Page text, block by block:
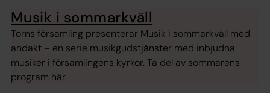
Musik i sommarkväll
Torns församling presenterar Musik i sommarkväll med
andakt – en serie musikgudstjänster med inbjudna
musiker i församlingens kyrkor. Ta del av sommarens
program här.